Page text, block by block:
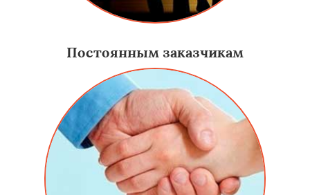
Постоянным заказчикам